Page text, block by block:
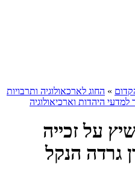
» החוג לארכאולוגיה ותרבויות
היהדות וארכיאולוגיה
על זכייה
גרדה הנקל